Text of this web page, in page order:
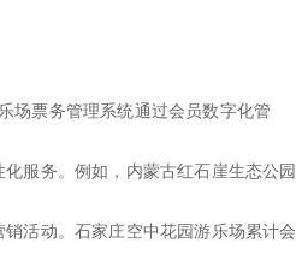
场票务管理系统通过会员数字化管
服务。例如，内蒙古红石崖生态公园
活动。石家庄空中花园游乐场累计会